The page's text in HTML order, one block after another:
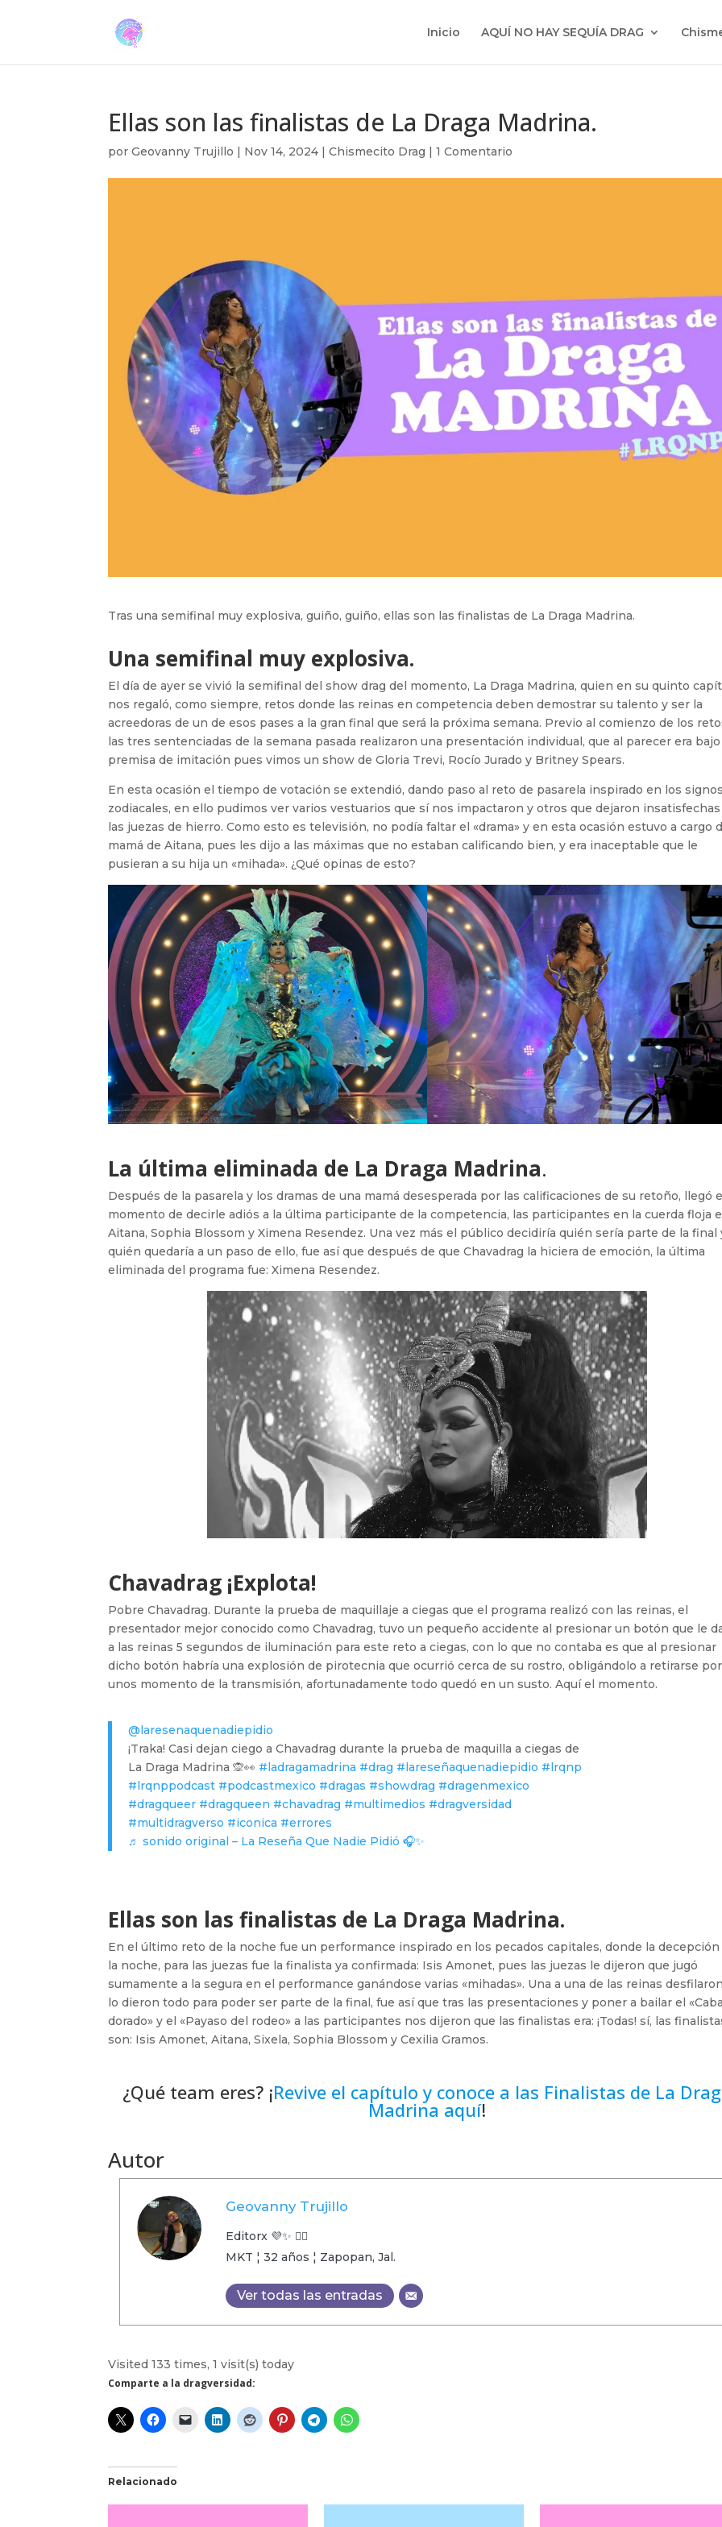
Inicio AQUÍ NO HAY SEQUÍA DRAG
Ellas son las finalistas de La Draga Madrina.
porGeovanny Trujillo | Nov 14, 2024 |Chismecito Drag |1 Comentario
Tras una semifinal muy explosiva, guiño, guiño, ellas son las finalistas de La Draga Madrina.
Una semifinal muy explosiva.
El día de ayer se vivió la semifinal del show drag del momento, La Draga Madrina, quien en su quinto
nos regaló, como siempre, retos donde las reinas en competencia deben demostrar su talento y ser la
acreedoras de un de esos pases a la gran final que será la próxima semana. Previo al comienzo de los
las tres sentenciadas de la semana pasada realizaron una presentación individual, que al parecer era bajo
premisa de imitación pues vimos un show de Gloria Trevi, Rocío Jurado y Britney Spears.
En esta ocasión el tiempo de votación se extendió, dando paso al reto de pasarela inspirado en los signos
zodiacales, en ello pudimos ver varios vestuarios que sí nos impactaron y otros que dejaron insatisfechas
las juezas de hierro. Como esto es televisión, no podía faltar el «drama» y en esta ocasión estuvo a cargo
mamá de Aitana, pues les dijo a las máximas que no estaban calificando bien, y era inaceptable que le
pusieran a su hija un «mihada». ¿Qué opinas de esto?
La última eliminada de La Draga Madrina.
Después de la pasarela y los dramas de una mamá desesperada por las calificaciones de su retoño, llegó
momento de decirle adiós a la última participante de la competencia, las participantes en la cuerda floja
Aitana, Sophia Blossom y Ximena Resendez. Una vez más el público decidiría quién sería parte de la final
quién quedaría a un paso de ello, fue así que después de que Chavadrag la hiciera de emoción, la última
eliminada del programa fue: Ximena Resendez.
Chavadrag ¡Explota!
Pobre Chavadrag. Durante la prueba de maquillaje a ciegas que el programa realizó con las reinas, el
presentador mejor conocido como Chavadrag, tuvo un pequeño accidente al presionar un botón que le
a las reinas 5 segundos de iluminación para este reto a ciegas, con lo que no contaba es que al presionar
dicho botón habría una explosión de pirotecnia que ocurrió cerca de su rostro, obligándolo a retirarse por
unos momento de la transmisión, afortunadamente todo quedó en un susto. Aquí el momento.
@laresenaquenadiepidio
¡Traka! Casi dejan ciego a Chavadrag durante la prueba de maquilla a ciegas de
La Draga Madrina 🙊👀 #ladragamadrina #drag #lareseñaquenadiepidio #lrqnp
#lrqnppodcast #podcastmexico #dragas #showdrag #dragenmexico
#dragqueer #dragqueen #chavadrag #multimedios #dragversidad
#multidragverso #iconica #errores
♬ sonido original – La Reseña Que Nadie Pidió 🎧✨
Ellas son las finalistas de La Draga Madrina.
En el último reto de la noche fue un performance inspirado en los pecados capitales, donde la decepción
la noche, para las juezas fue la finalista ya confirmada: Isis Amonet, pues las juezas le dijeron que jugó
sumamente a la segura en el performance ganándose varias «mihadas». Una a una de las reinas
lo dieron todo para poder ser parte de la final, fue así que tras las presentaciones y poner a bailar el
dorado» y el «Payaso del rodeo» a las participantes nos dijeron que las finalistas era: ¡Todas! sí, las
son: Isis Amonet, Aitana, Sixela, Sophia Blossom y Cexilia Gramos.
¿Qué team eres? ¡Revive el capítulo y conoce a las Finalistas de La
Madrina aquí!
Autor
Geovanny Trujillo
Editorx 💜✨ 🏳️‍🌈
MKT ¦ 32 años ¦ Zapopan, Jal.
Ver todas las entradas
Visited 133 times, 1 visit(s) today
Comparte a la dragversidad:
Relacionado